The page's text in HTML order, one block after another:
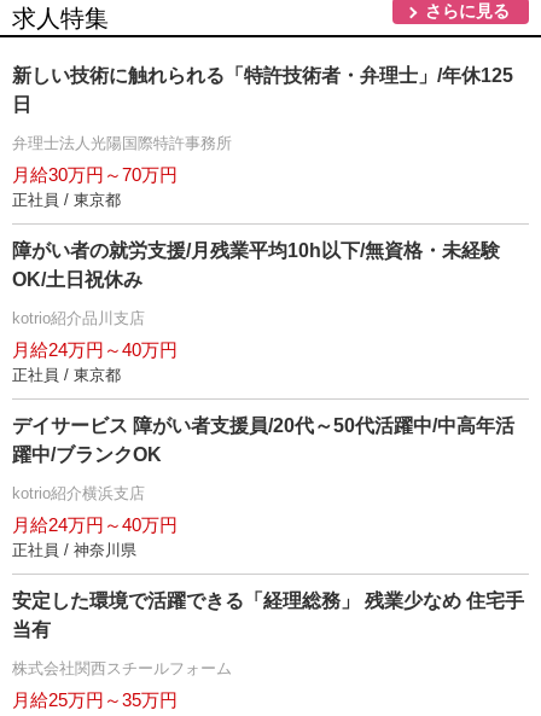
求人特集 さらに見る
新しい技術に触れられる「特許技術者・弁理士」/年休125
日
弁理士法人光陽国際特許事務所
月給30万円～70万円
正社員 / 東京都
障がい者の就労支援/月残業平均10h以下/無資格・未経験
OK/土日祝休み
kotrio紹介品川支店
月給24万円～40万円
正社員 / 東京都
デイサービス 障がい者支援員/20代～50代活躍中/中高年活
躍中/ブランクOK
kotrio紹介横浜支店
月給24万円～40万円
正社員 / 神奈川県
安定した環境で活躍できる「経理総務」 残業少なめ 住宅手
当有
株式会社関西スチールフォーム
月給25万円～35万円